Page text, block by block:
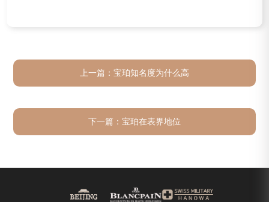
上一篇： 宝珀知名度为什么高
下一篇： 宝珀在表界地位